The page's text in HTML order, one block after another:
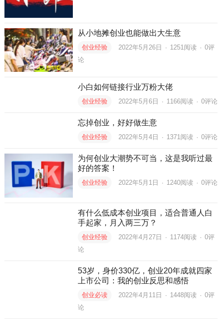
从小地摊创业也能做出大生意
创业经验 2022年5月26日 · 1251 阅读 · 0评
论
小白如何链接行业万粉大佬
创业经验 2022年5月6日 · 1166阅读 · 0评论
忘掉创业，好好做生意
创业经验 2022年5月4日 · 1371阅读 · 0评论
为何创业大潮势不可当，这是我听过最
好的答案！
创业经验 2022年5月1日 · 1240阅读 · 0评论
有什么低成本创业项目，适合普通人白
手起家，月入两三万？
创业经验 2022年4月27日 · 1174阅读 · 0评
论
53岁，身价330亿，创业20年成就四家
上市公司：我的创业反思和感悟
创业必读 2022年4月11日 · 1448阅读 · 0评
论